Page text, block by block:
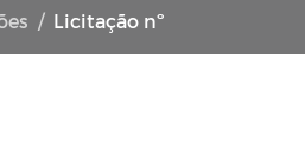
Licitação nº